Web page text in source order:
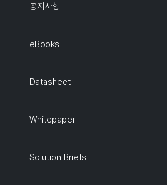
공지사항
eBooks
Datasheet
Whitepaper
Solution Briefs